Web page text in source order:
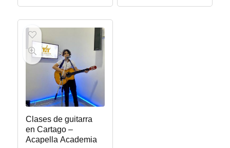
Clases de guitarra
en Cartago –
Acapella Academia